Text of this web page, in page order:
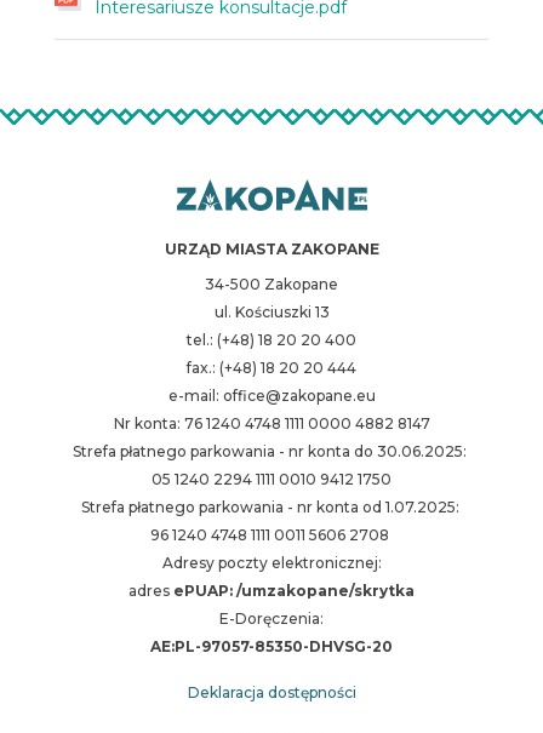
Interesariusze konsultacje.pdf
URZĄD MIASTA ZAKOPANE
34-500 Zakopane
ul. Kościuszki 13
tel.: (+48) 18 20 20 400
fax.: (+48) 18 20 20 444
e-mail: office@zakopane.eu
Nr konta: 76 1240 4748 1111 0000 4882 8147
Strefa płatnego parkowania - nr konta do 30.06.2025:
05 1240 2294 1111 0010 9412 1750
Strefa płatnego parkowania - nr konta od 1.07.2025:
96 1240 4748 1111 0011 5606 2708
Adresy poczty elektronicznej:
adres ePUAP: /umzakopane/skrytka
E-Doręczenia:
AE:PL-97057-85350-DHVSG-20
Deklaracja dostępności